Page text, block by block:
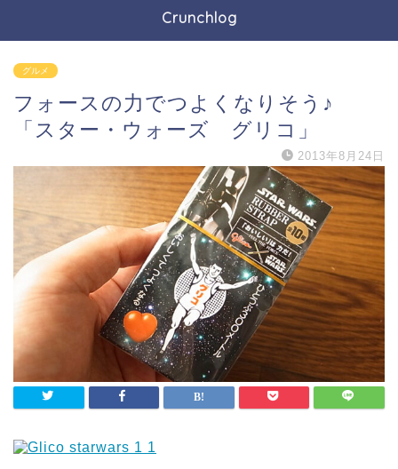
Crunchlog
グルメ
フォースの力でつよくなりそう♪
「スター・ウォーズ グリコ」
2013年8月24日